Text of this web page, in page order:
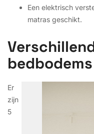
Een elektrisch
matras geschikt.
bedbodems
Er
zijn
5